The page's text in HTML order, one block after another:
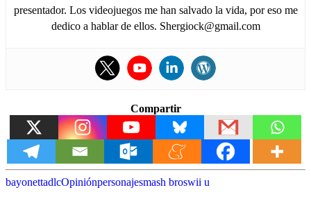
presentador. Los videojuegos me han salvado la vida, por eso me
dedico a hablar de ellos. Shergiock@gmail.com
Compartir
bayonettadlcOpiniónpersonajesmash broswii u